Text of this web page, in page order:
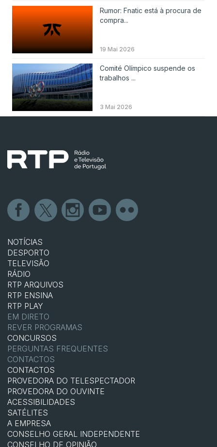
Rumor: Fnatic está à procura de
compra...
19 Mai 2026
Comité Olímpico suspende os
trabalhos ...
3 Mai 2026
NOTÍCIAS
DESPORTO
TELEVISÃO
RÁDIO
RTP ARQUIVOS
RTP ENSINA
RTP PLAY
EM DIRETO
REVER PROGRAMAS
CONCURSOS
PERGUNTAS FREQUENTES
CONTACTOS
CONTACTOS
PROVEDORA DO TELESPECTADOR
PROVEDORA DO OUVINTE
ACESSIBILIDADES
SATÉLITES
A EMPRESA
CONSELHO GERAL INDEPENDENTE
CONSELHO DE OPINIÃO